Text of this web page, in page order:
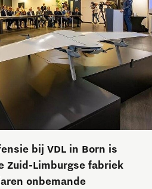
bij VDL in Born is
Zuid-Limburgse fabriek
onbemande